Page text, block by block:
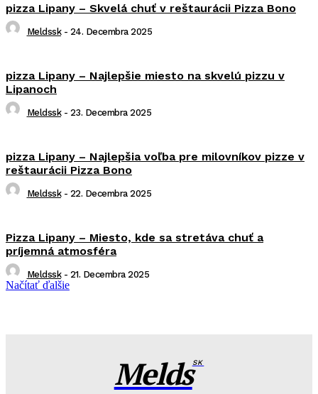
pizza Lipany – Skvelá chuť v reštaurácii Pizza Bono
Meldssk - 24. Decembra 2025
pizza Lipany – Najlepšie miesto na skvelú pizzu v
Lipanoch
Meldssk - 23. Decembra 2025
pizza Lipany – Najlepšia voľba pre milovníkov pizze v
reštaurácii Pizza Bono
Meldssk - 22. Decembra 2025
Pizza Lipany – Miesto, kde sa stretáva chuť a
príjemná atmosféra
Meldssk - 21. Decembra 2025
Načítať ďalšie
MeldsSK